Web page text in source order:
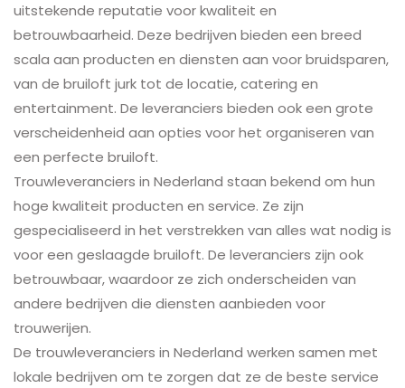
uitstekende reputatie voor kwaliteit en
betrouwbaarheid. Deze bedrijven bieden een breed
scala aan producten en diensten aan voor bruidsparen,
van de bruiloft jurk tot de locatie, catering en
entertainment. De leveranciers bieden ook een grote
verscheidenheid aan opties voor het organiseren van
een perfecte bruiloft.
Trouwleveranciers in Nederland staan bekend om hun
hoge kwaliteit producten en service. Ze zijn
gespecialiseerd in het verstrekken van alles wat nodig is
voor een geslaagde bruiloft. De leveranciers zijn ook
betrouwbaar, waardoor ze zich onderscheiden van
andere bedrijven die diensten aanbieden voor
trouwerijen.
De trouwleveranciers in Nederland werken samen met
lokale bedrijven om te zorgen dat ze de beste service